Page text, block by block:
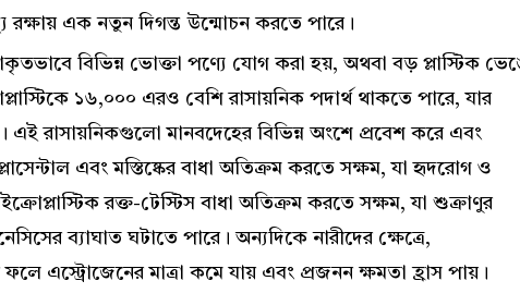
রক্ষায় এক নতুন দিগন্ত উন্মোচন করতে পারে।
বিভিন্ন ভোক্তা পণ্যে যোগ করা হয়, অথবা বড় প্লাস্টিক
১৬,০০০ এরও বেশি রাসায়নিক পদার্থ থাকতে পারে, যার
এই রাসায়নিকগুলো মানবদেহের বিভিন্ন অংশে প্রবেশ করে এবং
এবং মস্তিষ্কের বাধা অতিক্রম করতে সক্ষম, যা হৃদরোগ ও
রক্ত-টেস্টিস বাধা অতিক্রম করতে সক্ষম, যা শুক্রাণুর
ব্যাঘাত ঘটাতে পারে। অন্যদিকে নারীদের ক্ষেত্রে,
ফলে এস্ট্রোজেনের মাত্রা কমে যায় এবং প্রজনন ক্ষমতা হ্রাস পায়।